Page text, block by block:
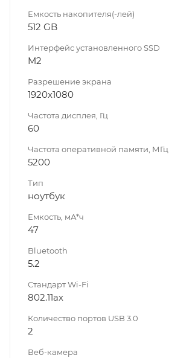
Емкость накопителя(-лей)
512 GB
Интерфейс установленного SSD
M2
Разрешение экрана
1920x1080
Частота дисплея, Гц
60
Частота оперативной памяти, МГц
5200
Тип
ноутбук
Емкость, мА*ч
47
Bluetooth
5.2
Стандарт Wi-Fi
802.11ах
Количество портов USB 3.0
2
Веб-камера